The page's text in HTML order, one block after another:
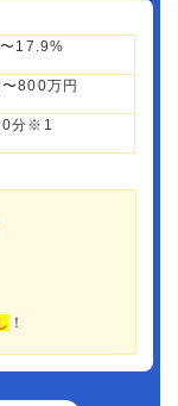
17.9%
800万円
分※1
！